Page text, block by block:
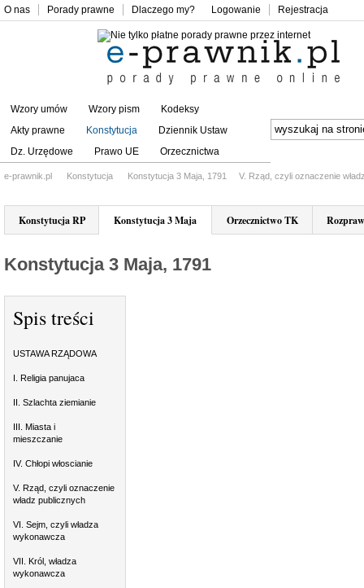
O nas Porady prawne Dlaczego my? Logowanie Rejestracja
Wzory umów Wzory pism
Kodeksy
Akty prawne
Konstytucja
Dziennik Ustaw
Dz. Urzędowe
Prawo UE Orzecznictwa
e-prawnik.pl Konstytucja Konstytucja 3 Maja, 1791 V. Rząd, czyli oznaczenie
Konstytucja RP Konstytucja 3 Maja Orzecznictwo TK
Konstytucja 3 Maja, 1791
Spis treści
USTAWA RZĄDOWA
I. Religia panujaca
II. Szlachta ziemianie
III. Miasta i
mieszczanie
IV. Chłopi włoscianie
V. Rząd, czyli oznaczenie
władz publicznych
VI. Sejm, czyli władza
wykonawcza
VII. Król, władza
wykonawcza